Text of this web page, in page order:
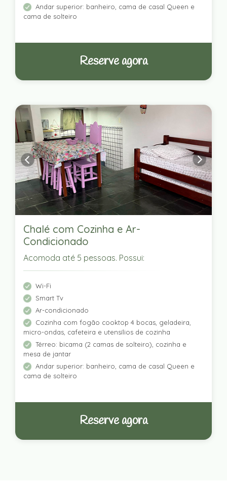
Andar superior: banheiro, cama de casal Queen e
cama de solteiro
Reserve agora
Chalé com Cozinha e Ar-
Condicionado
Acomoda até 5 pessoas. Possui:
Wi-Fi
Smart Tv
Ar-condicionado
Cozinha com fogão cooktop 4 bocas, geladeira,
micro-ondas, cafeteira e utensílios de cozinha
Térreo: bicama (2 camas de solteiro), cozinha e
mesa de jantar
Andar superior: banheiro, cama de casal Queen e
cama de solteiro
Reserve agora